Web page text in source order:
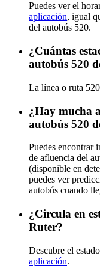
Puedes ver el
aplicación, igual
del autobús 520.
¿Cuántas
autobús 520
La línea o ruta
¿Hay mucha
autobús 520
Puedes encontrar
de afluencia del
(disponible en
puedes ver
autobús cuando
¿Circula en
Ruter?
Descubre el
aplicación.